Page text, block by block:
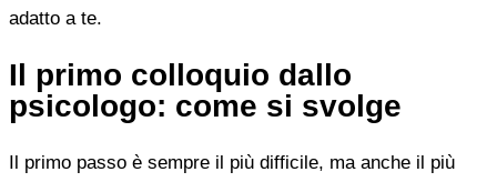
adatto a te.
Il primo colloquio dallo
psicologo: come si svolge
Il primo passo è sempre il più difficile, ma anche il più